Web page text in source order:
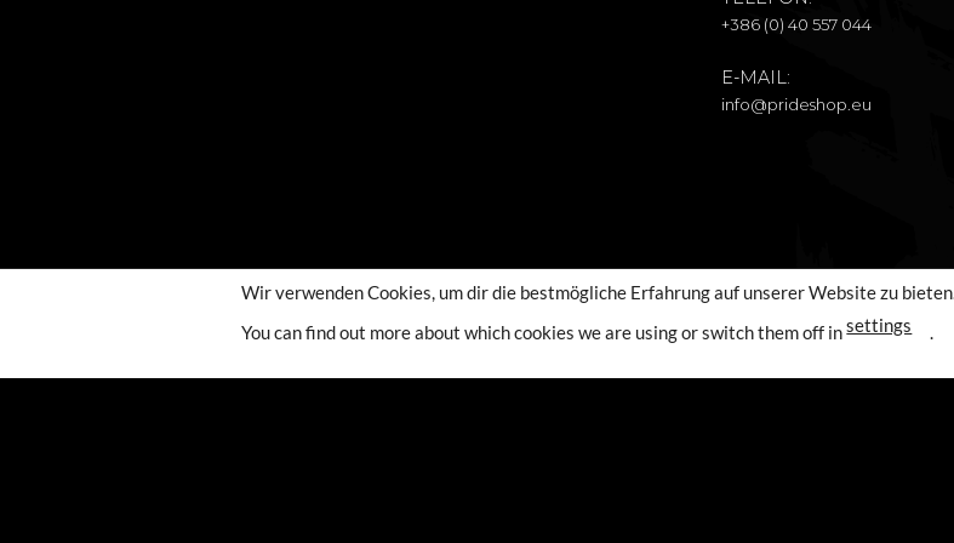
+386 (0) 40 557 044
E-MAIL:
info@prideshop.eu
Wir verwenden Cookies, um dir die bestmögliche Erfahrung auf unserer Website zu bieten.
You can find out more about which cookies we are using or switch them off insettings